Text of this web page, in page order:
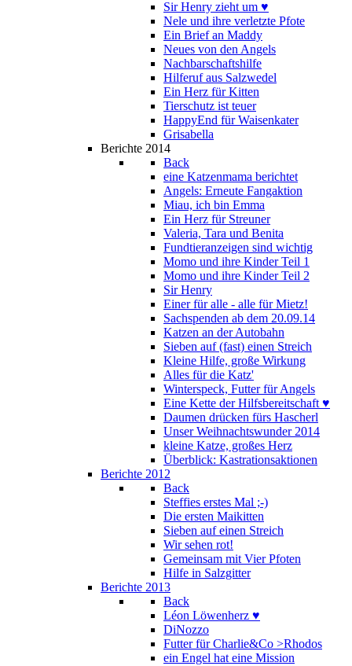
Sir Henry zieht um ♥
Nele und ihre verletzte Pfote
Ein Brief an Maddy
Neues von den Angels
Nachbarschaftshilfe
Hilferuf aus Salzwedel
Ein Herz für Kitten
Tierschutz ist teuer
HappyEnd für Waisenkater
Grisabella
Berichte 2014
Back
eine Katzenmama berichtet
Angels: Erneute Fangaktion
Miau, ich bin Emma
Ein Herz für Streuner
Valeria, Tara und Benita
Fundtieranzeigen sind wichtig
Momo und ihre Kinder Teil 1
Momo und ihre Kinder Teil 2
Sir Henry
Einer für alle - alle für Mietz!
Sachspenden ab dem 20.09.14
Katzen an der Autobahn
Sieben auf (fast) einen Streich
Kleine Hilfe, große Wirkung
Alles für die Katz'
Winterspeck, Futter für Angels
Eine Kette der Hilfsbereitschaft ♥
Daumen drücken fürs Hascherl
Unser Weihnachtswunder 2014
kleine Katze, großes Herz
Überblick: Kastrationsaktionen
Berichte 2012
Back
Steffies erstes Mal ;-)
Die ersten Maikitten
Sieben auf einen Streich
Wir sehen rot!
Gemeinsam mit Vier Pfoten
Hilfe in Salzgitter
Berichte 2013
Back
Léon Löwenherz ♥
DiNozzo
Futter für Charlie&Co >Rhodos
ein Engel hat eine Mission